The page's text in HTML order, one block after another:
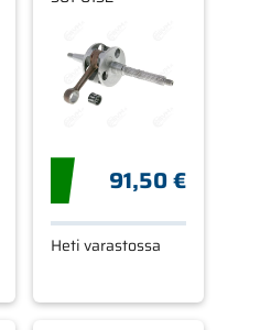
SKOOTTERIT,
50CC
91,50 €
Heti varastossa